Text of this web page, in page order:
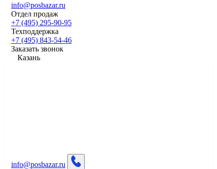
info@posbazar.ru
Отдел продаж
+7 (495) 295-90-95
Техподдержка
+7 (495) 843-54-46
Заказать звонок
Казань
info@posbazar.ru